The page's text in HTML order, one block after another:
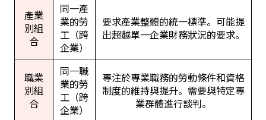
產業
別組
合
同一產
業的勞
工（跨
企業）
要求產業整體的統一標準。可能提
出超越單一企業財務狀況的要求。
職業
別組
合
同一職
業的勞
工（跨
企業）
專注於專業職務的勞動條件和資格
制度的維持與提升。需要與特定專
業群體進行談判。